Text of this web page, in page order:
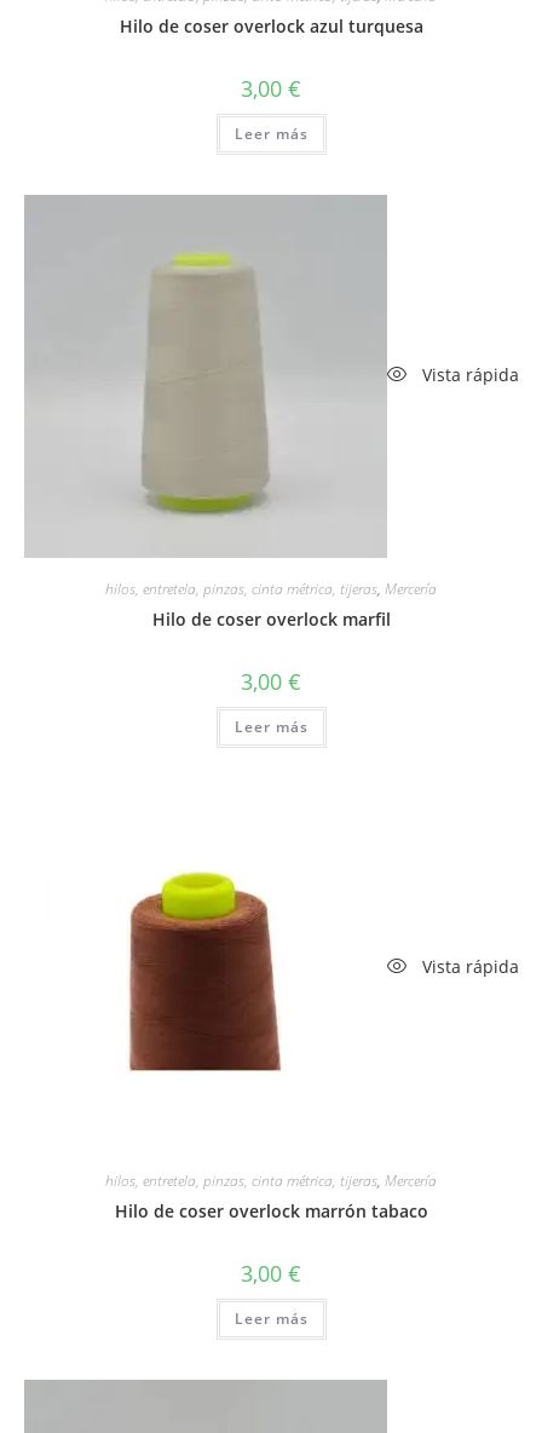
Hilo de coser overlock azul turquesa
3,00 €
Leer más
Vista rápida
hilos, entretela, pinzas, cinta métrica, tijeras, Mercería
Hilo de coser overlock marfil
3,00 €
Leer más
Vista rápida
hilos, entretela, pinzas, cinta métrica, tijeras, Mercería
Hilo de coser overlock marrón tabaco
3,00 €
Leer más